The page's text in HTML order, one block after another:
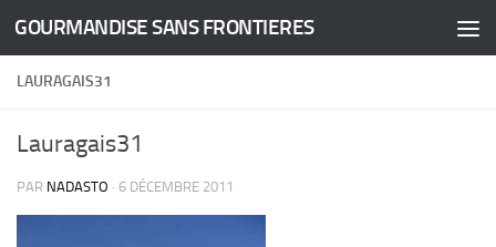
Skip to content
GOURMANDISE SANS FRONTIERES
LAURAGAIS31
Lauragais31
PAR NADASTO · 6 DÉCEMBRE 2011